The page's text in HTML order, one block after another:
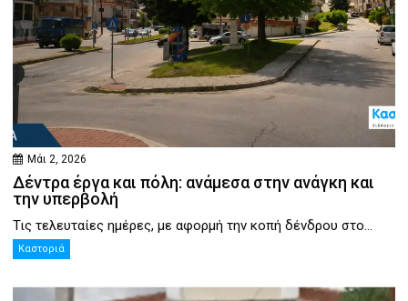
Μάι 2, 2026
Δέντρα έργα και πόλη: ανάμεσα στην ανάγκη και
την υπερβολή
Τις τελευταίες ημέρες, με αφορμή την κοπή δένδρου στο...
Καστοριά